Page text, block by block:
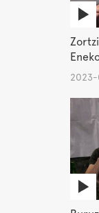
2023-